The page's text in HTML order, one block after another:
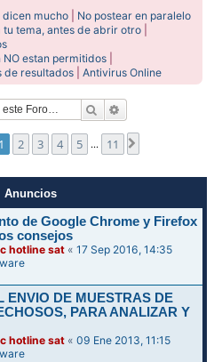
dicen mucho
No postear en paralelo
tu tema, antes de abrir otro
estan permitidos
de resultados |Antivirus Online
Buscar
1de11
1 2 3 4 5 … 11
Anuncios
de Google Chrome y Firefox
consejos
hotline sat «17 Sep 2016, 14:35
ENVIO DE MUESTRAS DE
PARA ANALIZAR Y
hotline sat «09 Ene 2013, 11:15